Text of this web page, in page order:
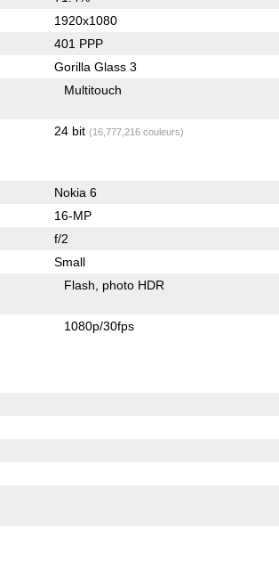
1920x1080
401 PPP
Gorilla Glass 3
Multitouch
24 bit (16,777,216 couleurs)
Nokia 6
16-MP
f/2
Small
Flash photo HDR
1080p/30fps